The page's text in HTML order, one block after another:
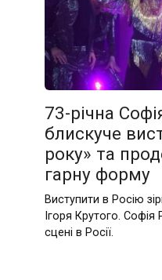
73-річна
блискуче
року» та
гарну форму
Виступити в Росію
Ігоря Крутого. Софія
сцені в Росії.